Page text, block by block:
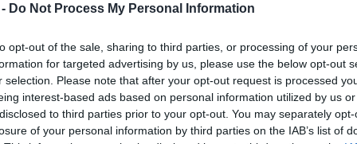
Do Not Process My Personal Information
opt-out of the sale, sharing to third parties, or processing of your
for targeted advertising by us, please use the below opt-out
selection. Please note that after your opt-out request is processed
interest-based ads based on personal information utilized by us
to third parties prior to your opt-out. You may separately
of your personal information by third parties on the IAB’s list of
que combina la emoción de correr de
de la montaña. A diferencia del trail
una preparación específica en cuanto a
de seguridad .